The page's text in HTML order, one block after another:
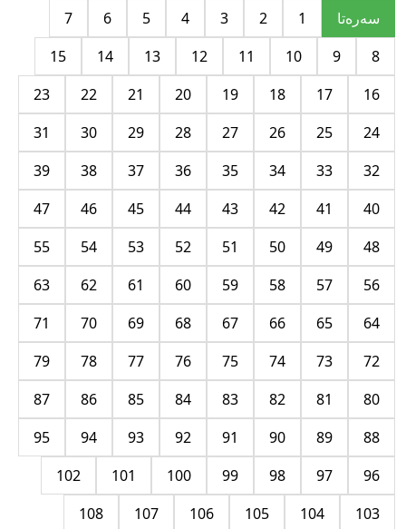
سه‌ره‌تا 1
2
3
4
5
6
7
8
9
10
11
12
13
14
15
16
17
18
19
20
21
22
23
24
25
26
27
28
29
30
31
32
33
34
35
36
37
38
39
40
41
42
43
44
45
46
47
48
49
50
51
52
53
54
55
56
57
58
59
60
61
62
63
64
65
66
67
68
69
70
71
72
73
74
75
76
77
78
79
80
81
82
83
84
85
86
87
88
89
90
91
92
93
94
95
96
97
98
99
100
101
102
103
104
105
106
107
108